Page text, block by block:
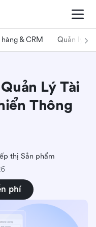
hàng & CRM Quản lý dự
Lý Tài
Thông
thị Sản phẩm
phí